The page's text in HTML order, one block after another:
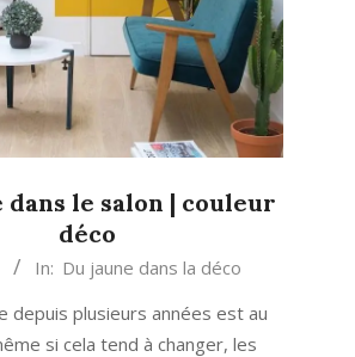
dans le salon | couleur
déco
In: Du jaune dans la déco
depuis plusieurs années est au
si cela tend à changer, les